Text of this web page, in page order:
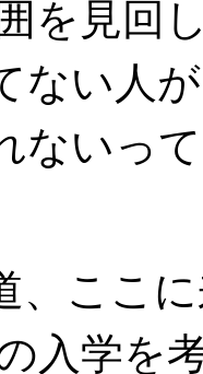
を見回
ない人
ないっ
、ここ
入学を